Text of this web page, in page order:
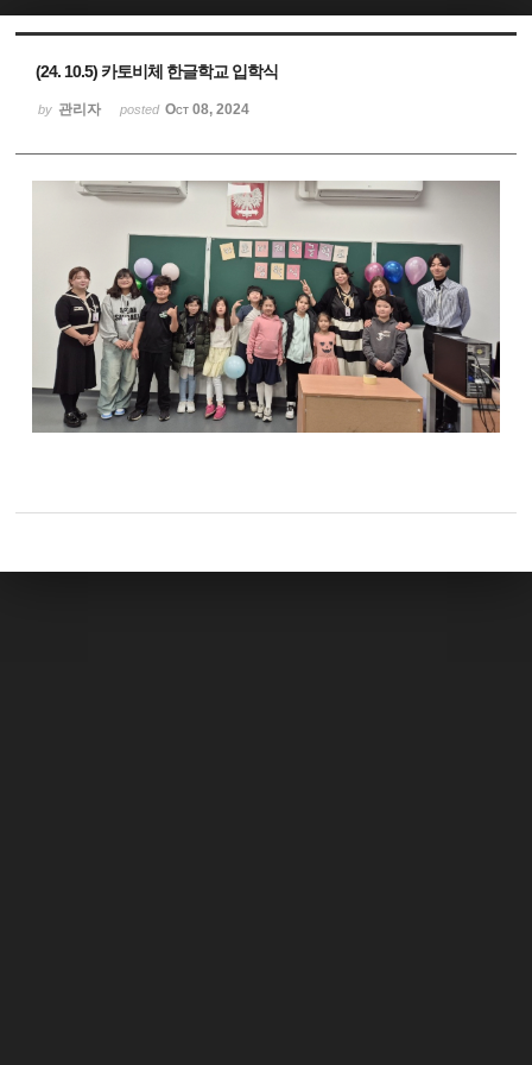
(24. 10.5) 카토비체 한글학교 입학식
by 관리자 posted Oct 08, 2024
Sketchbook5, 스케치북5